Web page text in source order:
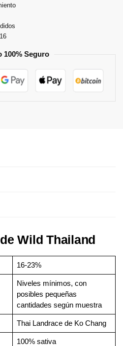
100% Seguro
Wild Thailand
16-23%
Niveles mínimos, con
posibles pequeñas
cantidades según muestra
Thai Landrace de Ko Chang
100% sativa